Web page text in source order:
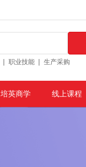
职业技能 生产采购
培英商学 线上课程